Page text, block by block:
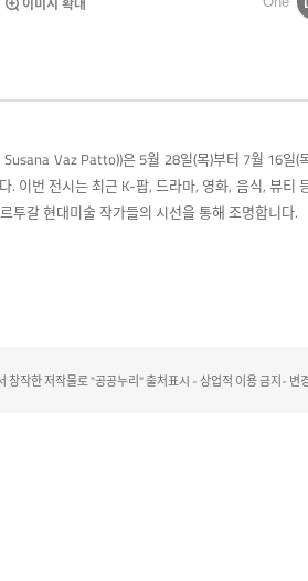
Vaz Patto))은 5월 28일(목)부터 7월 16일
이번 전시는 최근 K-팝, 드라마, 영화, 음식, 뷰티
투갈 현대미술 작가들의 시선을 통해 조명합니다.
창작한 저작물로 "공공누리" 출처표시 - 상업적 이용 금지- 변